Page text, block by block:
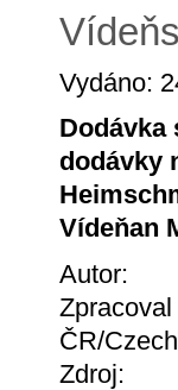
Vydáno:
Dodávka
dodávky
Vídeňan
Autor:
ČR/
Zdroj: